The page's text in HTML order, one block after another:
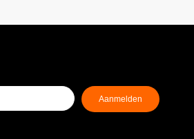
Aanmelden